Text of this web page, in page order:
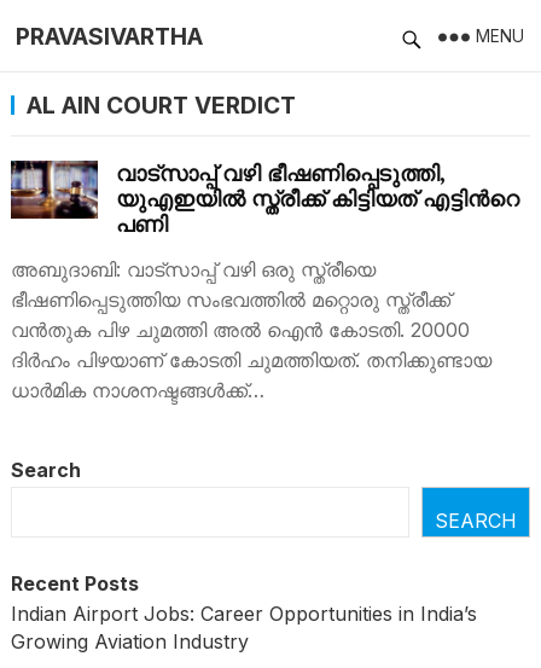
PRAVASIVARTHA MENU
AL AIN COURT VERDICT
വാട്സാപ്പ് വഴി ഭീഷണിപ്പെടുത്തി,
യുഎഇയില്‍ സ്ത്രീക്ക് കിട്ടിയത് എട്ടിന്‍റെ
പണി
അബുദാബി: വാട്സാപ്പ് വഴി ഒരു സ്ത്രീയെ
ഭീഷണിപ്പെടുത്തിയ സംഭവത്തില്‍ മറ്റൊരു സ്ത്രീക്ക്
വന്‍തുക പിഴ ചുമത്തി അൽ ഐൻ കോടതി. 20000
ദിർഹം പിഴയാണ് കോടതി ചുമത്തിയത്. തനിക്കുണ്ടായ
ധാർമിക നാശനഷ്ടങ്ങൾക്ക്…
Search
SEARCH
Recent Posts
Indian Airport Jobs: Career Opportunities in India’s
Growing Aviation Industry